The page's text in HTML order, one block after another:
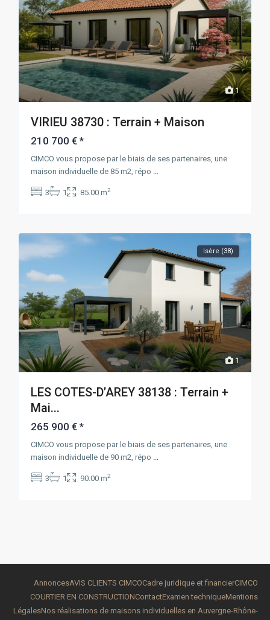
1
VIRIEU 38730 : Terrain + Maison
210 700 €*
CIMCO vous propose par le biais de ses partenaires, une
maison individuelle de 85 m2, répo
3 1 85.00 m2
1
Isère (38)
LES COTES-D’AREY 38138 : Terrain +
Mai...
265 900 €*
CIMCO vous propose par le biais de ses partenaires, une
maison individuelle de 90 m2, répo
3 1 90.00 m2
AnnoncesAVIS CLIENTS CIMCOCadre juridique et financierCIMCO
COURTIER EN CONSTRUCTIONContactExamen techniqueMentions
LégalesNos réalisations de maisons individuelles en Auvergne-Rhône-